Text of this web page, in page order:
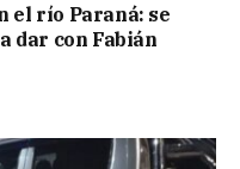
el río Paraná: se
con Fabián